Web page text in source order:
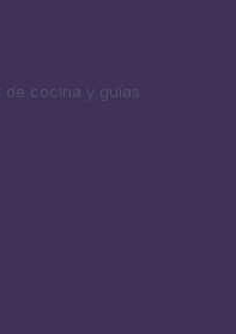
de cocina y guías